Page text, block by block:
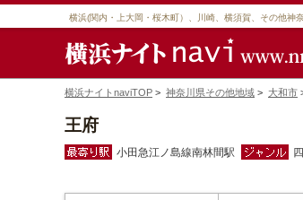
横浜(関内・上大岡・桜木町）、川崎、横須賀、その他神
横浜ナイトnaviTOP > 神奈川県その他地域 > 大和市
王府
小田急江ノ島線南林間駅